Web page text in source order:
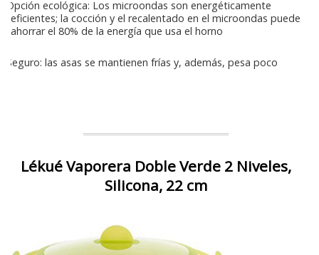
Opción ecológica: Los microondas son energéticamente
eficientes; la cocción y el recalentado en el microondas puede
ahorrar el 80% de la energía que usa el horno
Seguro: las asas se mantienen frías y, además, pesa poco
Lékué Vaporera Doble Verde 2 Niveles,
Silicona, 22 cm